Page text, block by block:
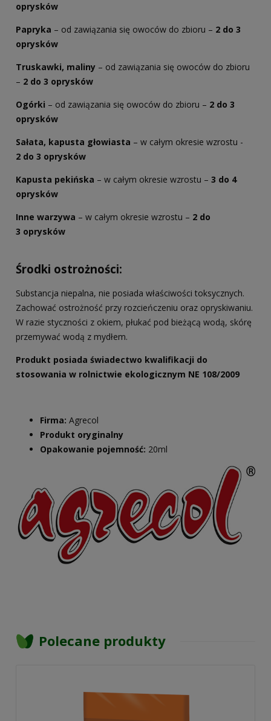
oprysków
Papryka – od zawiązania się owoców do zbioru – 2 do 3
oprysków
Truskawki, maliny – od zawiązania się owoców do zbioru
– 2 do 3 oprysków
Ogórki – od zawiązania się owoców do zbioru – 2 do 3
oprysków
Sałata, kapusta głowiasta – w całym okresie wzrostu -
2 do 3 oprysków
Kapusta pekińska – w całym okresie wzrostu – 3 do 4
oprysków
Inne warzywa – w całym okresie wzrostu – 2 do
3 oprysków
Środki ostrożności:
Substancja niepalna, nie posiada właściwości toksycznych.
Zachować ostrożność przy rozcieńczeniu oraz opryskiwaniu.
W razie styczności z okiem, płukać pod bieżącą wodą, skórę
przemywać wodą z mydłem.
Produkt posiada świadectwo kwalifikacji do
stosowania w rolnictwie ekologicznym NE 108/2009
Firma: Agrecol
Produkt oryginalny
Opakowanie pojemność: 20ml
Polecane produkty